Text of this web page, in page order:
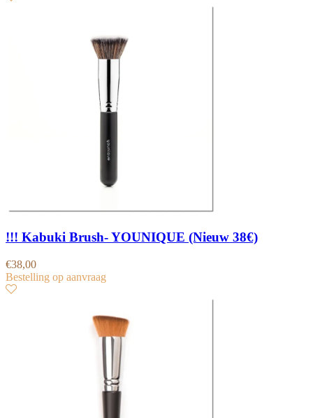
!!! Kabuki Brush- YOUNIQUE (Nieuw 38€)
€38,00
Bestelling op aanvraag